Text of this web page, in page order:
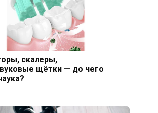
скалеры,
щётки — до чего